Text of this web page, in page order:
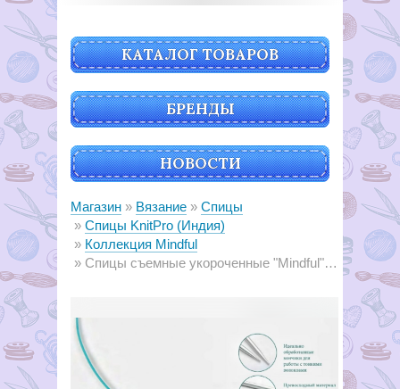
КАТАЛОГ ТОВАРОВ
БРЕНДЫ
НОВОСТИ
Магазин Вязание
Спицы
Спицы KnitPro (Индия)
Коллекция Mindful
Спицы съемные укороченные "Mindful" 5.5мм/10см,